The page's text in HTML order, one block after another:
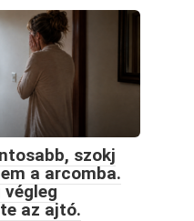
szokj
a arcomba.
végleg
az ajtó.